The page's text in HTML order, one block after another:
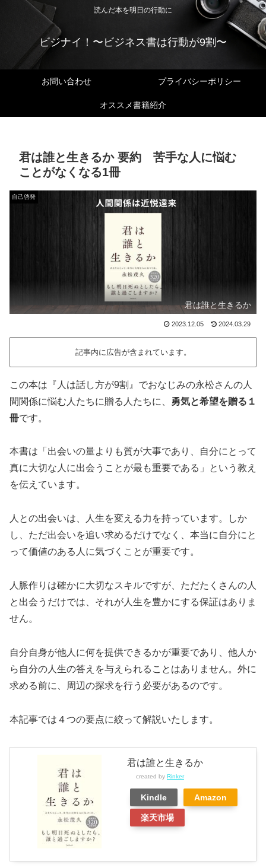
読んだ本を明日の行動に
ビジナイ！〜ビジネス書は行動が9割〜
お問い合わせ プライバシーポリシー
オススメ書籍紹介
君は誰と生きるか 要約 苦手な人に悩む
ことがなくなる1冊
自己啓発
君は誰と生きるか
2023.12.05 2024.03.29
記事内に広告が含まれています。
この本は『人は話し方が9割』でおなじみの永松さんの人
間関係に悩む人たちに贈る人たちに、
勇気と希望を贈る１
冊です。
本書は「出会いの量よりも質が大事であり、自分にとって
真に大切な人に出会うことが最も重要である」という教え
を伝えています。
人との出会いは、人生を変える力を持っています。しか
し、ただ出会いを追い求めるだけでなく、本当に自分にと
って価値のある人に気づくことが重要です。
人脈作りは確かに大切なスキルですが、ただたくさんの人
と出会うだけでは、それが人生を豊かにする保証はありま
せん。
自分自身が他人に何を提供できるかが重要であり、他人か
ら自分の人生の答えを与えられることはありません。外に
求める前に、周辺の探求を行う必要があるのです。
本記事では４つの要点に絞って解説いたします。
君は誰と生きるか
created by Rinker
Kindle Amazon
楽天市場